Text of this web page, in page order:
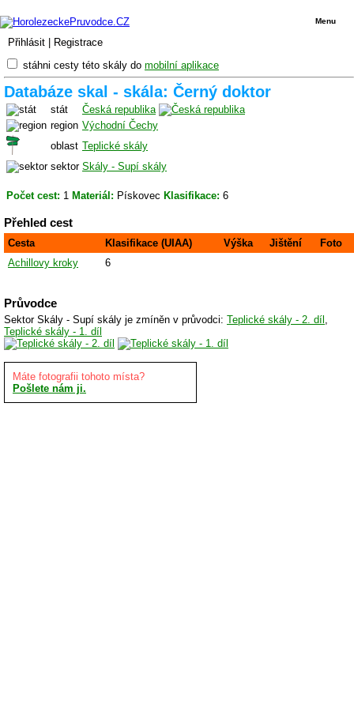
Přihlásit Registrace
Menu
stáhni cesty této skály do mobilní aplikace
Databáze skal - skála: Černý doktor
stát
Česká republika
region Východní Čechy
oblast Teplické skály
sektor Skály - Supí skály
Počet cest: 1 Materiál: Pískovec Klasifikace: 6
Přehled cest
Cesta Klasifikace (UIAA) Výška Jištění
Foto
Achillovy kroky
6
Průvodce
Sektor Skály - Supí skály je zmíněn v průvodci: Teplické skály - 2. díl ,
Teplické skály - 1. díl
Máte fotografii tohoto místa?
Pošlete nám ji.